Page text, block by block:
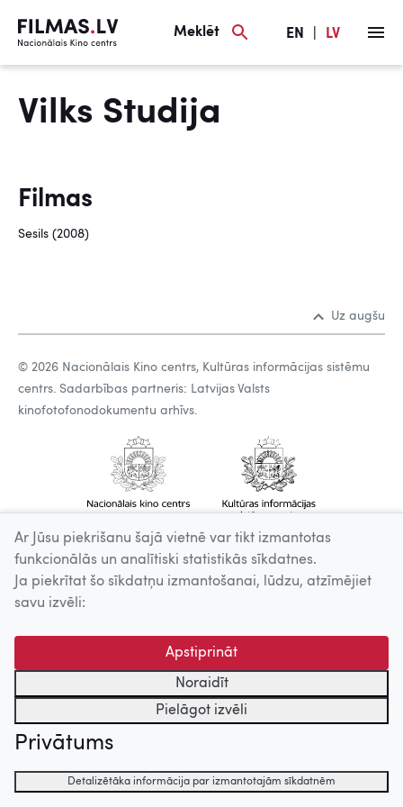
Meklēt EN LV
Vilks Studija
Filmas
Sesils (2008)
Uz augšu
© 2026 Nacionālais Kino centrs, Kultūras informācijas sistēmu
centrs. Sadarbības partneris: Latvijas Valsts
kinofotofonodokumentu arhīvs.
Ar Jūsu piekrišanu šajā vietnē var tikt izmantotas
funkcionālās un analītiski statistikās sīkdatnes.
Ja piekrītat šo sīkdatņu izmantošanai, lūdzu, atzīmējiet
savu izvēli:
Apstiprināt
Noraidīt
Pielāgot izvēli
Privātums
Detalizētāka informācija par izmantotajām sīkdatnēm